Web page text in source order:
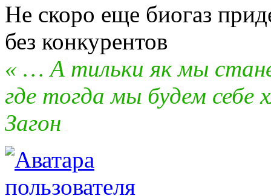
Не скоро еще биогаз
без конкурентов
« … А тильки як мы
где тогда мы будем себе
Загон